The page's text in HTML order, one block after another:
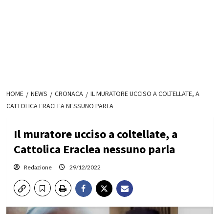
HOME NEWS CRONACA
IL MURATORE UCCISO A COLTELLATE, A
CATTOLICA ERACLEA NESSUNO PARLA
Il muratore ucciso a coltellate, a
Cattolica Eraclea nessuno parla
Redazione 29/12/2022